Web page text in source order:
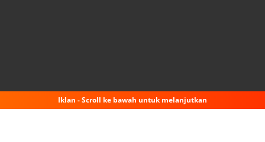
Iklan - Scroll ke bawah untuk melanjutkan